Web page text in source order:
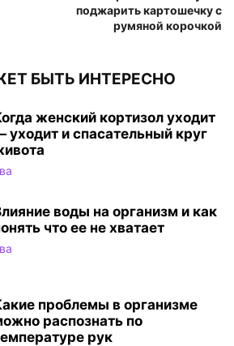
поджарить картошечку с
румяной корочкой
БЫТЬ ИНТЕРЕСНО
женский кортизол уходит
уходит и спасательный круг
воды на организм и как
что ее не хватает
проблемы в организме
распознать по
рук